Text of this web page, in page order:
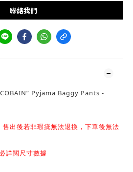
聯絡我們
Pyjama Baggy Pants -
出後若非瑕疵無法退換，下單後無法
詳閱尺寸數據